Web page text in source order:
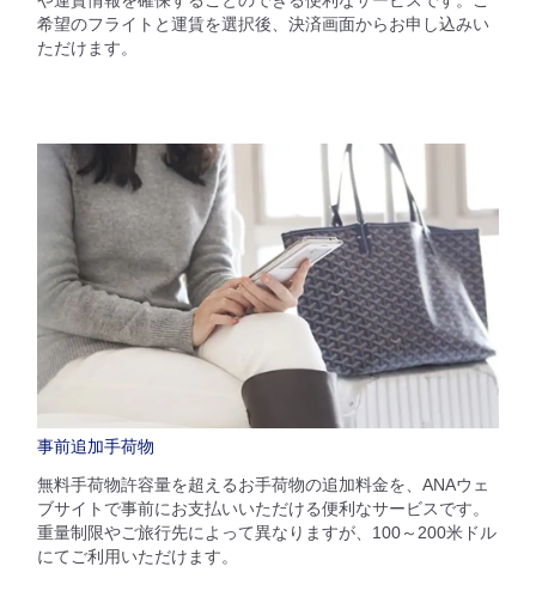
希望のフライトと運賃を選択後、決済画面からお申し込みい
ただけます。
事前追加手荷物
無料手荷物許容量を超えるお手荷物の追加料金を、ANAウェ
ブサイトで事前にお支払いいただける便利なサービスです。
重量制限やご旅行先によって異なりますが、100～200米ドル
にてご利用いただけます。